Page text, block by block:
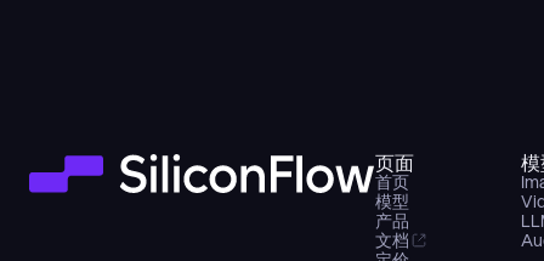
页面
首页
模型
产品
文档